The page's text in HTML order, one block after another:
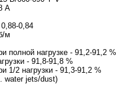
ток -
- 660-780
полной нагрузке - 91,2-91,2 %
- 91,8-91,8 %
1/2 нагрузки - 91,3-91,2 %
water jets/dust)